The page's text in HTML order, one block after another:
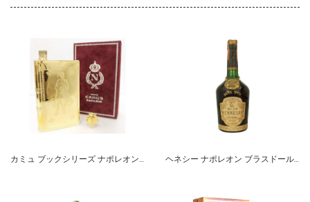
カミュ ブックシリーズ ナポレオン ゴールド ヘネシー ナポレオン ブラスドール グリーンボトル